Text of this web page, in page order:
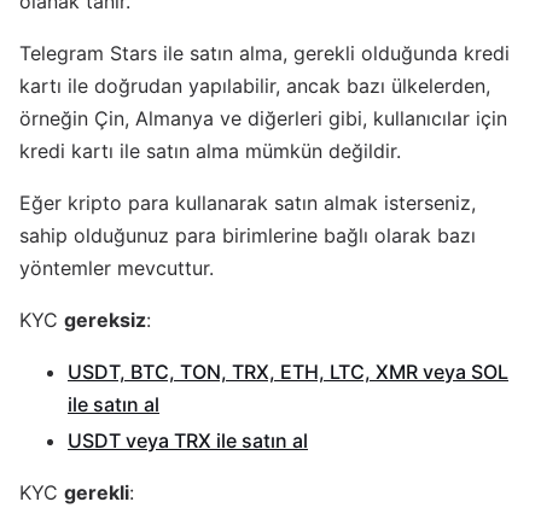
Telegram Stars ile satın alma, gerekli olduğunda kredi
kartı ile doğrudan yapılabilir, ancak bazı ülkelerden,
örneğin Çin, Almanya ve diğerleri gibi, kullanıcılar için
kredi kartı ile satın alma mümkün değildir.
Eğer kripto para kullanarak satın almak isterseniz,
sahip olduğunuz para birimlerine bağlı olarak bazı
yöntemler mevcuttur.
KYC gereksiz:
USDT, BTC, TON, TRX, ETH, LTC, XMR veya SOL
ile satın al
USDT veya TRX ile satın al
KYC gerekli: